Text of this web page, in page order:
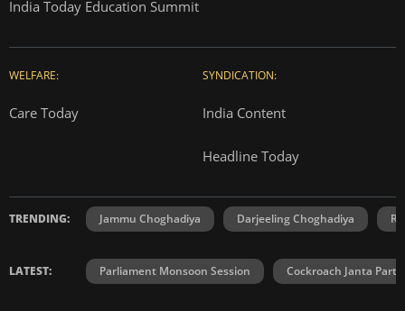
India Today Education Summit
WELFARE:
Care Today
SYNDICATION:
India Content
Headline Today
TRENDING: Jammu Choghadiya Darjeeling Choghadiya
LATEST: Parliament Monsoon Session Cockroach Janta